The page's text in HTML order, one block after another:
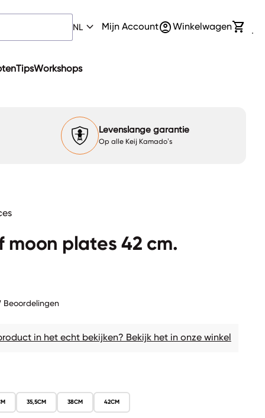
NL expand_more Account
Mijn Accountaccount_circleMijn winkelwagen
Winkelwagenshopping_cart
TipsWorkshops
Levenslange garantie
Op alle Keij Kamado’s
moon plates 42 cm.
Beoordelingen
in het echt bekijken? Bekijk het in onze winkel
35,5CM 38CM 42CM